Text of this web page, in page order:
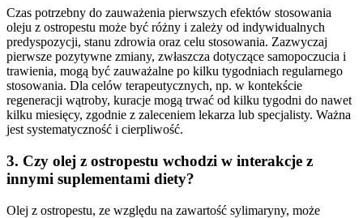
Czas potrzebny do zauważenia pierwszych efektów stosowania
oleju z ostropestu może być różny i zależy od indywidualnych
predyspozycji, stanu zdrowia oraz celu stosowania. Zazwyczaj
pierwsze pozytywne zmiany, zwłaszcza dotyczące samopoczucia i
trawienia, mogą być zauważalne po kilku tygodniach regularnego
stosowania. Dla celów terapeutycznych, np. w kontekście
regeneracji wątroby, kuracje mogą trwać od kilku tygodni do nawet
kilku miesięcy, zgodnie z zaleceniem lekarza lub specjalisty. Ważna
jest systematyczność i cierpliwość.
3. Czy olej z ostropestu wchodzi w interakcje z
innymi suplementami diety?
Olej z ostropestu, ze względu na zawartość sylimaryny, może